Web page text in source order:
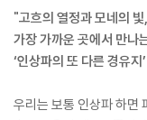
네가 그렸다는 점만 보아
다. 마네는 자신의 화실에
들이 오면 자신보다 모네
"고흐의 열정과 모네의
가장 가까운 곳에서 만나
‘인상파의 또 다른 경유
우리는 보통 인상파 하면